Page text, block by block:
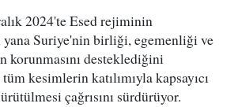
2024'te Esed rejiminin
Suriye'nin birliği, egemenliği ve
korunmasını desteklediğini
kesimlerin katılımıyla kapsayıcı
çağrısını sürdürüyor.